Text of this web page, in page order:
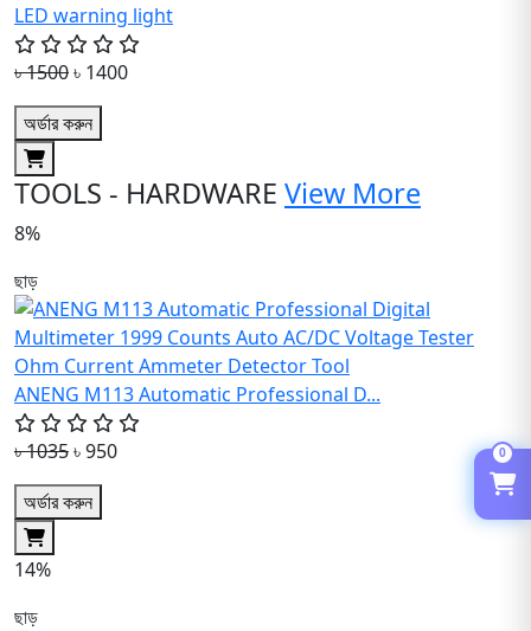
LED warning light
৳ 1500৳ 1400
অর্ডার করুন
TOOLS - HARDWARE View More
8%
ছাড়
ANENG M113 Automatic Professional D...
৳ 1035৳ 950
অর্ডার করুন
14%
ছাড়
0